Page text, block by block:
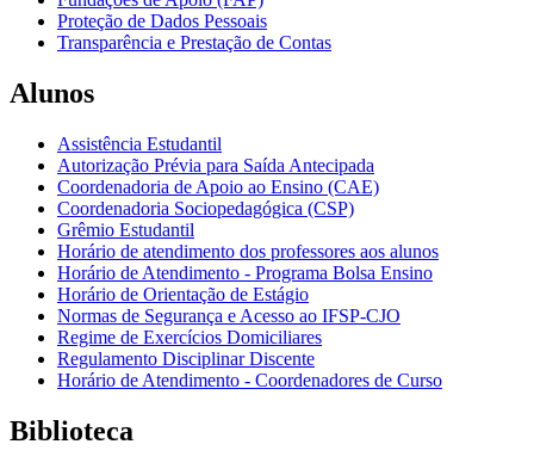
Proteção de Dados Pessoais
Transparência e Prestação de Contas
Alunos
Assistência Estudantil
Autorização Prévia para Saída Antecipada
Coordenadoria de Apoio ao Ensino (CAE)
Coordenadoria Sociopedagógica (CSP)
Grêmio Estudantil
Horário de atendimento dos professores aos alunos
Horário de Atendimento - Programa Bolsa Ensino
Horário de Orientação de Estágio
Normas de Segurança e Acesso ao IFSP-CJO
Regime de Exercícios Domiciliares
Regulamento Disciplinar Discente
Horário de Atendimento - Coordenadores de Curso
Biblioteca